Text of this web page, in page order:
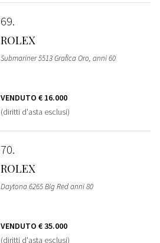
69
ROLEX
Submariner 5513 Grafica Oro, anni 60
VENDUTO € 16.000
(diritti d'asta esclusi)
70
ROLEX
Daytona 6265 Big Red anni 80
VENDUTO € 35.000
(diritti d'asta esclusi)